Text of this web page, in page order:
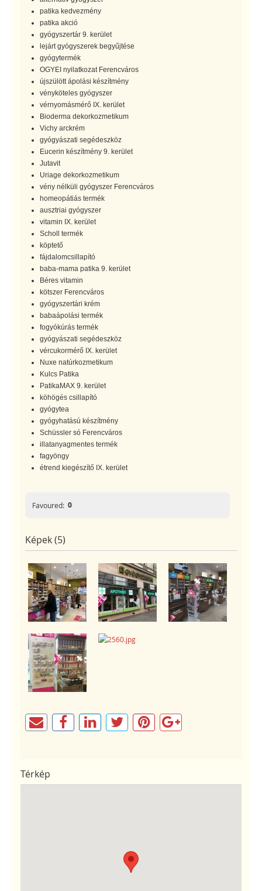
patika kedvezmény
patika akció
gyógyszertár 9. kerület
lejárt gyógyszerek begyűjtése
gyógytermék
OGYEI nyilatkozat Ferencváros
újszülött ápolási készítmény
vényköteles gyógyszer
vérnyomásmérő IX. kerület
Bioderma dekorkozmetikum
Vichy arckrém
gyógyászati segédeszköz
Eucerin készítmény 9. kerület
Jutavit
Uriage dekorkozmetikum
vény nélküli gyógyszer Ferencváros
homeopátiás termék
ausztriai gyógyszer
vitamin IX. kerület
Scholl termék
köptető
fájdalomcsillapító
baba-mama patika 9. kerület
Béres vitamin
kötszer Ferencváros
gyógyszertári krém
babaápolási termék
fogyókúrás termék
gyógyászati segédeszköz
vércukormérő IX. kerület
Nuxe natúrkozmetikum
Kulcs Patika
PatikaMAX 9. kerület
köhögés csillapító
gyógytea
gyógyhatású készítmény
Schüssler só Ferencváros
illatanyagmentes termék
fagyöngy
étrend kiegészítő IX. kerület
Favoured: 0
Képek (5)
Térkép